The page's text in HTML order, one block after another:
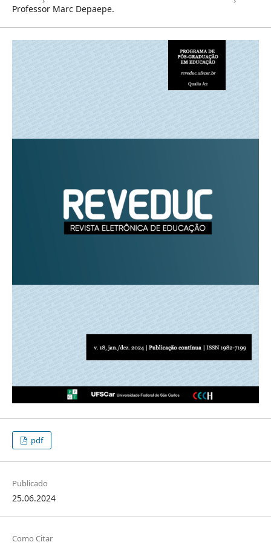
Professor Marc Depaepe.
pdf
Publicado
25.06.2024
Como Citar